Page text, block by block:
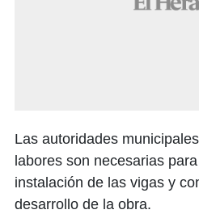
Las autoridades
labores son necesarias
instalación de las vigas y
desarrollo de la obra.